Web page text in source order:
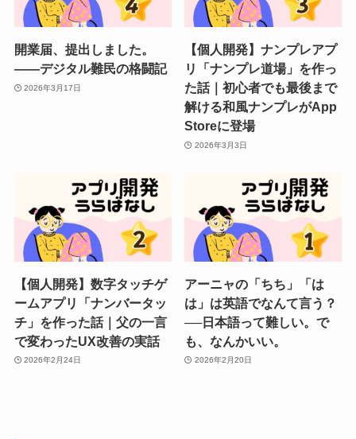
開業届、提出しました。
——デジタル難民の格闘記
2026年3月17日
【個人開発】ナンプレアプ
リ「ナンプレ道場」を作っ
た話｜初心者でも最後まで
解ける和風ナンプレがApp
Storeに登場
2026年3月3日
【個人開発】数字タッチゲ
ームアプリ「ナンバータッ
チ」を作った話｜父の一言
で変わったUX改善の実話
2026年2月24日
アーニャの「ちち」「は
は」は英語でなんて言う？
──日本語って難しい。で
も、なんかいい。
2026年2月20日